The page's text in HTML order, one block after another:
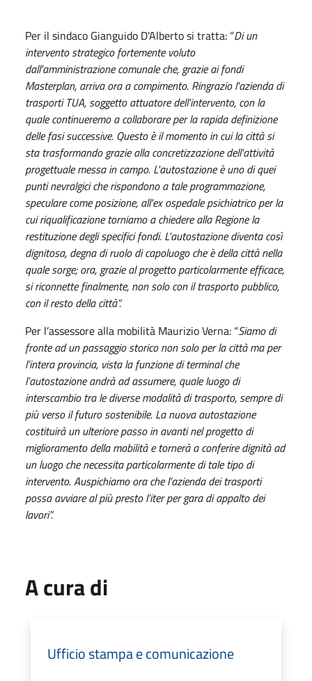
Per il sindaco Gianguido D'Alberto si tratta: “Di un
intervento strategico fortemente voluto
dall'amministrazione comunale che, grazie ai fondi
Masterplan, arriva ora a compimento. Ringrazio l'azienda di
trasporti TUA, soggetto attuatore dell'intervento, con la
quale continueremo a collaborare per la rapida definizione
delle fasi successive. Questo è il momento in cui la città si
sta trasformando grazie alla concretizzazione dell'attività
progettuale messa in campo. L'autostazione è uno di quei
punti nevralgici che rispondono a tale programmazione,
speculare come posizione, all'ex ospedale psichiatrico per la
cui riqualificazione torniamo a chiedere alla Regione la
restituzione degli specifici fondi. L'autostazione diventa così
dignitosa, degna di ruolo di capoluogo che è della città nella
quale sorge; ora, grazie al progetto particolarmente efficace,
si riconnette finalmente, non solo con il trasporto pubblico,
con il resto della città”.
Per l’assessore alla mobilità Maurizio Verna: “Siamo di
fronte ad un passaggio storico non solo per la città ma per
l’intera provincia, vista la funzione di terminal che
l’autostazione andrà ad assumere, quale luogo di
interscambio tra le diverse modalità di trasporto, sempre di
più verso il futuro sostenibile. La nuova autostazione
costituirà un ulteriore passo in avanti nel progetto di
miglioramento della mobilità e tornerà a conferire dignità ad
un luogo che necessita particolarmente di tale tipo di
intervento. Auspichiamo ora che l’azienda dei trasporti
possa avviare al più presto l’iter per gara di appalto dei
lavori”.
A cura di
Ufficio stampa e comunicazione